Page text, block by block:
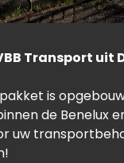
Transport uit
is
de Benelux
uw